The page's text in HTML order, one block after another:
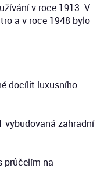
v roce 1913. V
a v roce 1948 bylo
docílit luxusního
vybudovaná zahradní
průčelím na